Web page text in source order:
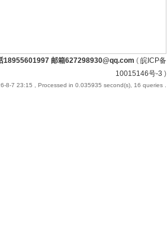
18955601997 邮箱627298930@qq.com ( 皖ICP备
10015146号-3 )
8-7 23:15 , Processed in 0.035935 second(s), 16 queries .